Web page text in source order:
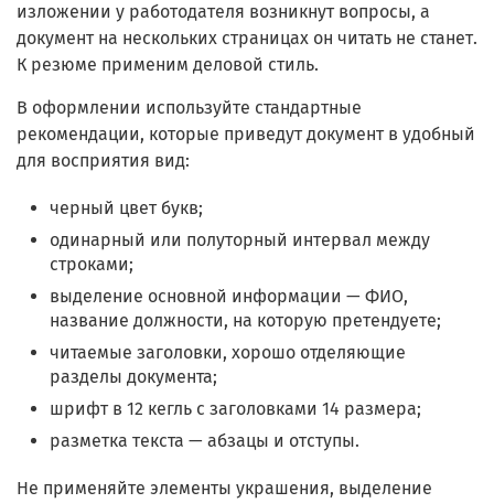
изложении у работодателя возникнут вопросы, а
документ на нескольких страницах он читать не станет.
К резюме применим деловой стиль.
В оформлении используйте стандартные
рекомендации, которые приведут документ в удобный
для восприятия вид:
черный цвет букв;
одинарный или полуторный интервал между
строками;
выделение основной информации — ФИО,
название должности, на которую претендуете;
читаемые заголовки, хорошо отделяющие
разделы документа;
шрифт в 12 кегль с заголовками 14 размера;
разметка текста — абзацы и отступы.
Не применяйте элементы украшения, выделение